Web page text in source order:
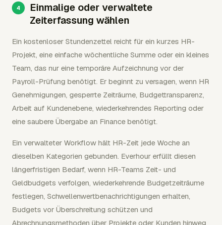
Einmalige oder verwaltete
Zeiterfassung wählen
Ein kostenloser Stundenzettel reicht für ein kurzes HR-
Projekt, eine einfache wöchentliche Summe oder ein kleines
Team, das nur eine temporäre Aufzeichnung vor der
Payroll-Prüfung benötigt. Er beginnt zu versagen, wenn HR
Genehmigungen, gesperrte Zeiträume, Budgettransparenz,
Arbeit auf Kundenebene, wiederkehrendes Reporting oder
eine saubere Übergabe an Finance benötigt.
Ein verwalteter Workflow hält HR-Zeit jede Woche an
dieselben Kategorien gebunden. Everhour erfüllt diesen
längerfristigen Bedarf, wenn HR-Teams Zeit- und
Geldbudgets verfolgen, wiederkehrende Budgetzeiträume
festlegen, Schwellenwertbenachrichtigungen erhalten,
Budgets vor Überschreitung schützen und
Abrechnungsmethoden über Projekte oder Kunden hinweg